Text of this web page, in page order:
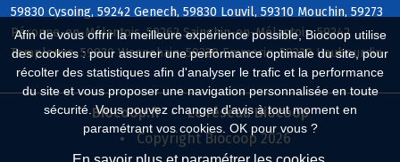
Afin de vous offrir la meilleure expérience possible, Biocoop utilise
des cookies : pour assurer une performance optimale du site, pour
récolter des statistiques afin d'analyser le trafic et la performance
du site et vous proposer une navigation personnalisée en toute
sécurité. Vous pouvez changer d'avis à tout moment en
paramétrant vos cookies. OK pour vous ?
59830 Cysoing, 59242 Genech, 59830 Louvil, 59310 Mouchin, 59273
Péronne-en-Mélantois, 59262 Sainghin-en-Mélantois, 59242
Templeuve, 59830 Wannehain, 59320 Emmerin, 59320 Haubourdin
Biocoop.fr
Le réseau Biocoop
Copyright Biocoop 2026